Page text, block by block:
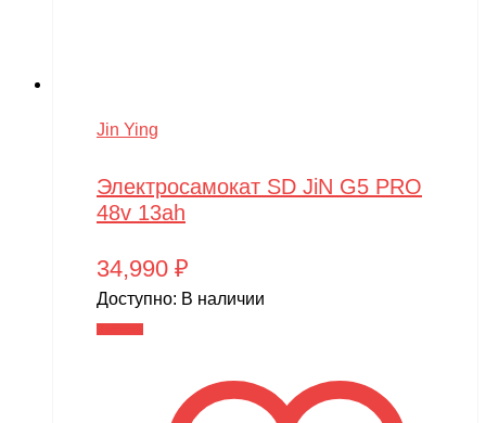
Jin Ying
Электросамокат SD JiN G5 PRO
48v 13ah
34,990 ₽
Доступно: В наличии